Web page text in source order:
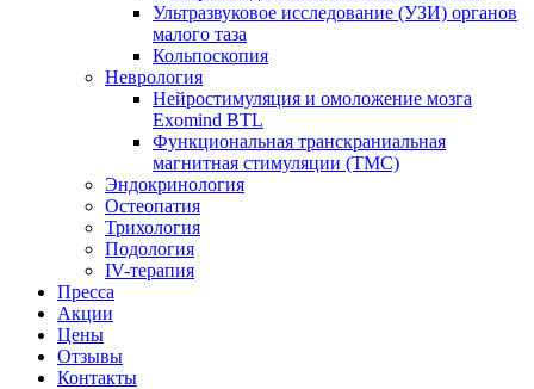
Ультразвуковое исследование (УЗИ) органов
малого таза
Кольпоскопия
Неврология
Нейростимуляция и омоложение мозга
Exomind BTL
Функциональная транскраниальная
магнитная стимуляции (ТМС)
Эндокринология
Остеопатия
Трихология
Подология
IV-терапия
Пресса
Акции
Цены
Отзывы
Контакты